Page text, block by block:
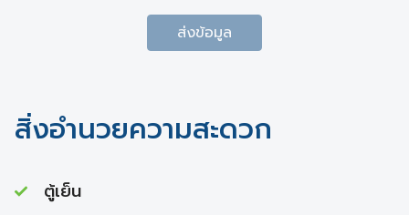
ส่งข้อมูล
สิ่งอำนวยความสะดวก
ตู้เย็น